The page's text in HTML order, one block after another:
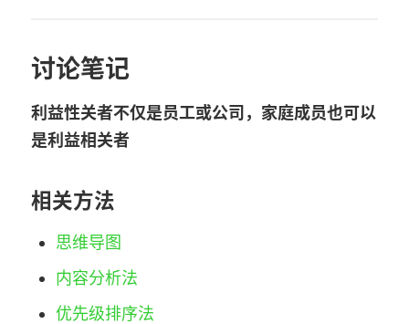
讨论笔记
利益性关者不仅是员工或公司，家庭成员也可以
是利益相关者
相关方法
思维导图
内容分析法
优先级排序法